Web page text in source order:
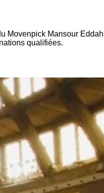
Movenpick Mansour
qualifiées.